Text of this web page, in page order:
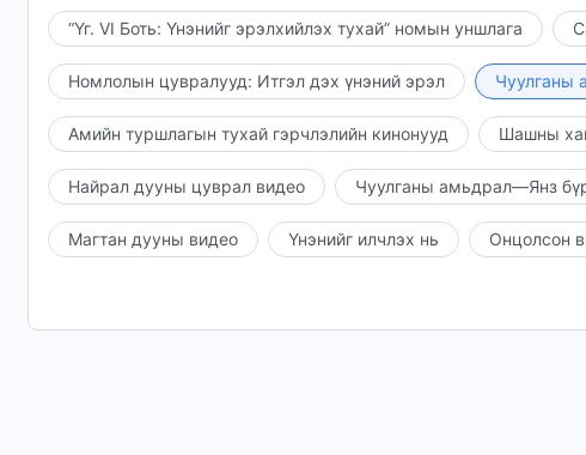
“Үг. VI Боть: Үнэнийг эрэлхийлэх тухай” номын уншлага
Номлолын цувралууд: Итгэл дэх үнэний эрэл Чуулганы
Амийн туршлагын тухай гэрчлэлийн кинонууд Шашны
Найрал дууны цуврал видео Чуулганы амьдрал—Янз
Магтан дууны видео Үнэнийг илчлэх нь Онцолсон